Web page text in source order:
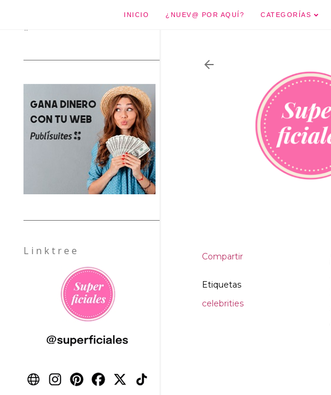
INICIO ¿NUEV@ POR AQUÍ? CATEGORÍAS
Compartir
Etiquetas
celebrities
*
L i n k t r e e